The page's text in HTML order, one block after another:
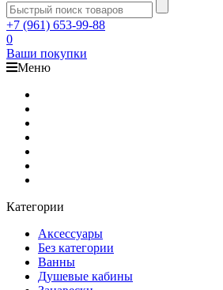
+7 (961) 653-99-88
0
Ваши покупки
Меню
Категории
Аксессуары
Без категории
Ванны
Душевые кабины